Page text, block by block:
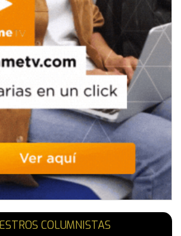
COLUMNISTAS